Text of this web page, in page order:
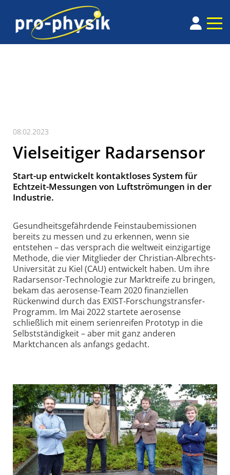
08.02.2023
Vielseitiger Radarsensor
Start-up entwickelt kontaktloses System für
Echtzeit-Messungen von Luftströmungen in der
Industrie.
Gesundheitsgefährdende Feinstaub­emissionen
bereits zu messen und zu erkennen, wenn sie
entstehen – das versprach die weltweit einzigartige
Methode, die vier Mitglieder der Christian-Albrechts-
Universität zu Kiel (CAU) entwickelt haben. Um ihre
Radarsensor-Technologie zur Marktreife zu bringen,
bekam das aerosense-Team 2020 finanziellen
Rückenwind durch das EXIST-Forschungs­transfer-
Programm. Im Mai 2022 startete aerosense
schließlich mit einem serienreifen Prototyp in die
Selbstständigkeit – aber mit ganz anderen
Marktchancen als anfangs gedacht.